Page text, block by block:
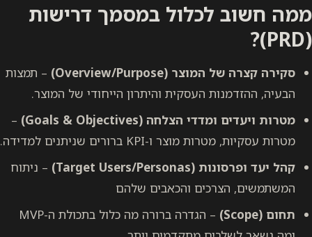
ממה חשוב לכלול במסמך דרישות
(PRD)?
סקירה קצרה של המוצר (Overview/Purpose)
– תמצות
הבעיה, ההזדמנות העסקית והיתרון הייחודי של המוצר.
מטרות ויעדים ומדדי הצלחה (Goals & Objectives)
–
מטרות עסקיות, מטרות מוצר ו-KPI ברורים שניתנים למדידה.
קהל יעד ופרסונות (Target Users/Personas)
– ניתוח
המשתמשים, הצרכים והכאבים שלהם
תחום (Scope)
– הגדרה ברורה מה כלול בתכולת ה-MVP